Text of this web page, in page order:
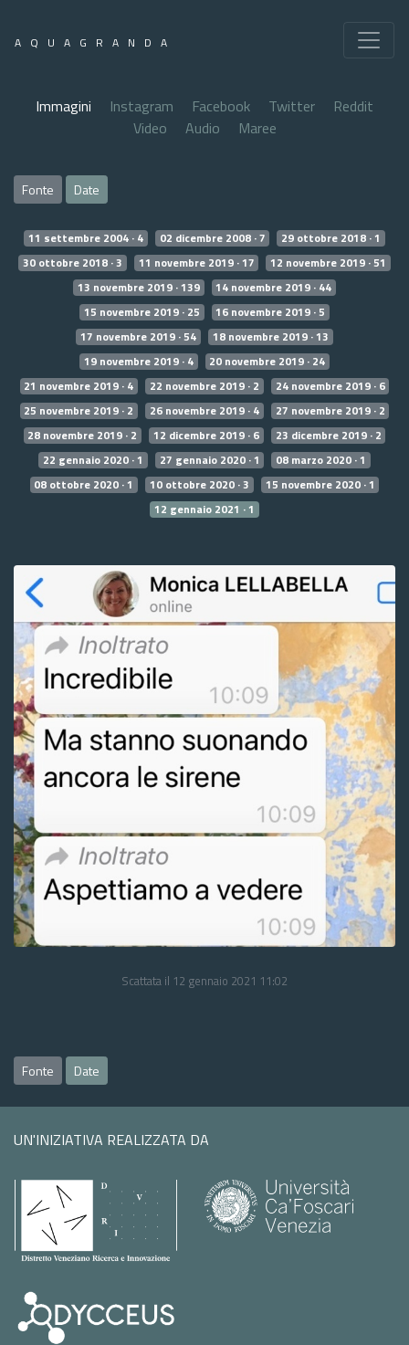
AQUAGRANDA
Immagini Instagram Facebook Twitter
Reddit
Video
Audio Maree
Fonte Date
11 settembre 2004 · 4 02 dicembre 2008 · 7
29 ottobre 2018 · 1
30 ottobre 2018 · 3
11 novembre 2019 · 17
12 novembre 2019 · 51
13 novembre 2019 · 139
14 novembre 2019 · 44
15 novembre 2019 · 25
16 novembre 2019 · 5
17 novembre 2019 · 54
18 novembre 2019 · 13
19 novembre 2019 · 4
20 novembre 2019 · 24
21 novembre 2019 · 4
22 novembre 2019 · 2
24 novembre 2019 · 6
25 novembre 2019 · 2
26 novembre 2019 · 4
27 novembre 2019 · 2
28 novembre 2019 · 2
12 dicembre 2019 · 6
23 dicembre 2019 · 2
22 gennaio 2020 · 1
27 gennaio 2020 · 1
08 marzo 2020 · 1
08 ottobre 2020 · 1
10 ottobre 2020 · 3
15 novembre 2020 · 1
12 gennaio 2021 · 1
Scattata il 12 gennaio 2021 11:02
Fonte Date
UN'INIZIATIVA REALIZZATA DA